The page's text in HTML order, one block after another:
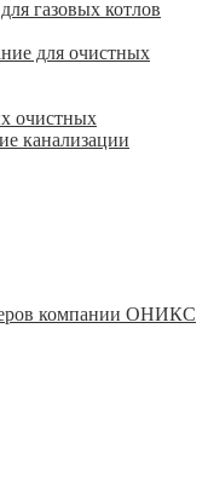
газовых котлов
для очистных
очистных
канализации
компании ОНИКС